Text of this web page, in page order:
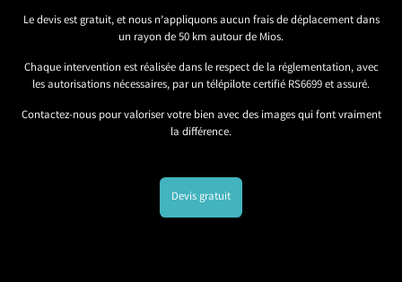
Le devis est gratuit, et nous n’appliquons aucun frais de déplacement dans
un rayon de 50 km autour de Mios.
Chaque intervention est réalisée dans le respect de la réglementation, avec
les autorisations nécessaires, par un télépilote certifié RS6699 et assuré.
Contactez-nous pour valoriser votre bien avec des images qui font vraiment
la différence.
Devis gratuit